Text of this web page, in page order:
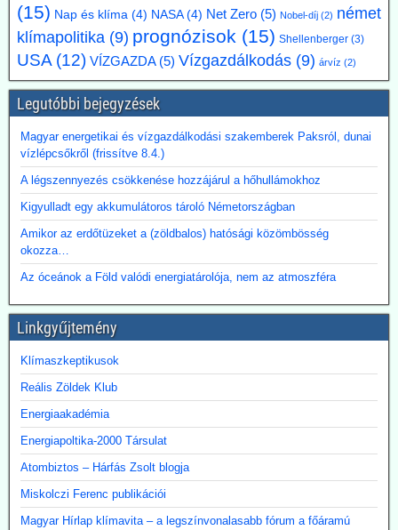
(15) Nap és klíma (4) NASA(4) Net Zero (5) Nobel-díj (2) német
klímapolitika (9) prognózisok (15) Shellenberger (3)
USA (12) VÍZGAZDA(5) Vízgazdálkodás (9) árvíz (2)
Legutóbbi bejegyzések
Magyar energetikai és vízgazdálkodási szakemberek Paksról, dunai
vízlépcsőkről (frissítve 8.4.)
A légszennyezés csökkenése hozzájárul a hőhullámokhoz
Kigyulladt egy akkumulátoros tároló Németországban
Amikor az erdőtüzeket a (zöldbalos) hatósági közömbösség
okozza…
Az óceánok a Föld valódi energiatárolója, nem az atmoszféra
Linkgyűjtemény
Klímaszkeptikusok
Reális Zöldek Klub
Energiaakadémia
Energiapoltika-2000 Társulat
Atombiztos – Hárfás Zsolt blogja
Miskolczi Ferenc publikációi
Magyar Hírlap klímavita – a legszínvonalasabb fórum a főáramú